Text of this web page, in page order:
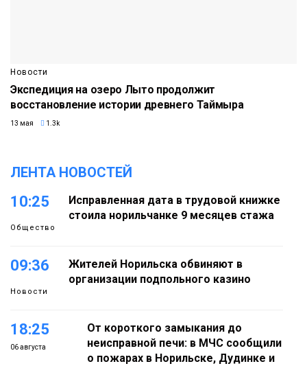
Новости
Экспедиция на озеро Лыто продолжит
восстановление истории древнего Таймыра
13 мая 1.3k
ЛЕНТА НОВОСТЕЙ
10:25
Общество
Исправленная дата в трудовой книжке
стоила норильчанке 9 месяцев стажа
09:36
Новости
Жителей Норильска обвиняют в
организации подпольного казино
18:25
06 августа
От короткого замыкания до
неисправной печи: в МЧС сообщили
о пожарах в Норильске, Дудинке и